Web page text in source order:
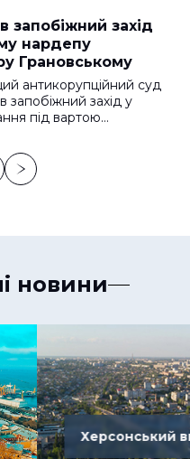
запобіжний захід
нардепу
Грановському
антикорупційний суд
запобіжний захід у
під вартою…
новини
Херсонський